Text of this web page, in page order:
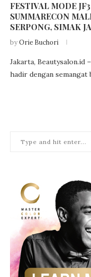
FESTIVAL MODE
SUMMARECON
SERPONG, SIMAK
byOrie Buchori
Jakarta, Beautysalon.id
hadir dengan